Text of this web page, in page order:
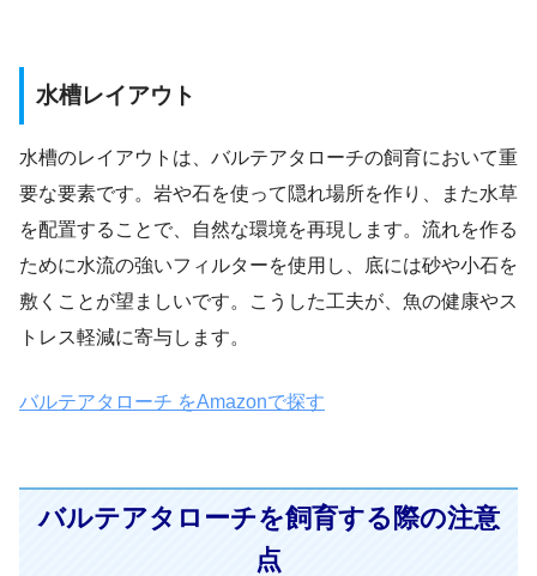
水槽レイアウト
水槽のレイアウトは、バルテアタローチの飼育において重
要な要素です。岩や石を使って隠れ場所を作り、また水草
を配置することで、自然な環境を再現します。流れを作る
ために水流の強いフィルターを使用し、底には砂や小石を
敷くことが望ましいです。こうした工夫が、魚の健康やス
トレス軽減に寄与します。
バルテアタローチ をAmazonで探す
バルテアタローチを飼育する際の注意
点